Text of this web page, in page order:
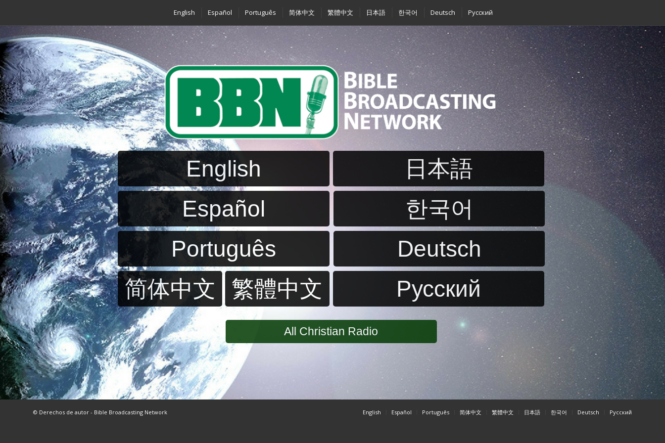
English Español Português 简体中文 繁體中文 日本語 한국어 Deutsch Pусский
English
Español
Português
简体中文
繁體中文
日本語
한국어
Deutsch
Pусский
All Christian Radio
© Derechos de autor - Bible Broadcasting Network English Español Português 简体中文 繁體中文 日本語 한국어 Deutsch Pусский